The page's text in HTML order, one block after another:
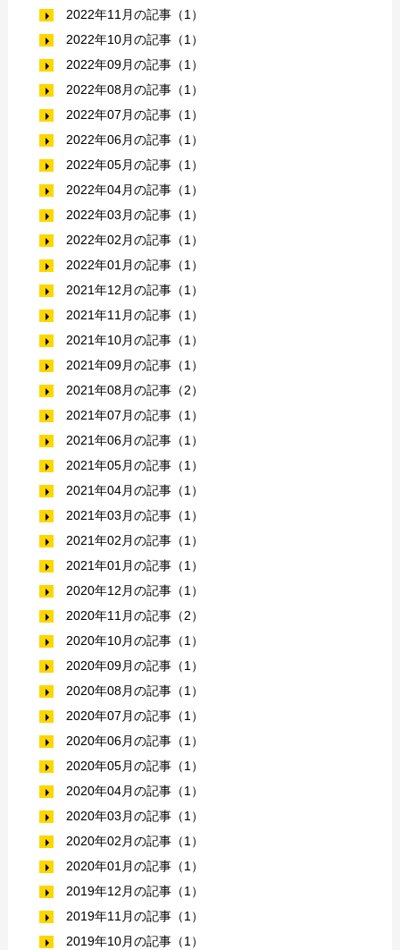
2022年11月の記事（1）
2022年10月の記事（1）
2022年09月の記事（1）
2022年08月の記事（1）
2022年07月の記事（1）
2022年06月の記事（1）
2022年05月の記事（1）
2022年04月の記事（1）
2022年03月の記事（1）
2022年02月の記事（1）
2022年01月の記事（1）
2021年12月の記事（1）
2021年11月の記事（1）
2021年10月の記事（1）
2021年09月の記事（1）
2021年08月の記事（2）
2021年07月の記事（1）
2021年06月の記事（1）
2021年05月の記事（1）
2021年04月の記事（1）
2021年03月の記事（1）
2021年02月の記事（1）
2021年01月の記事（1）
2020年12月の記事（1）
2020年11月の記事（2）
2020年10月の記事（1）
2020年09月の記事（1）
2020年08月の記事（1）
2020年07月の記事（1）
2020年06月の記事（1）
2020年05月の記事（1）
2020年04月の記事（1）
2020年03月の記事（1）
2020年02月の記事（1）
2020年01月の記事（1）
2019年12月の記事（1）
2019年11月の記事（1）
2019年10月の記事（1）